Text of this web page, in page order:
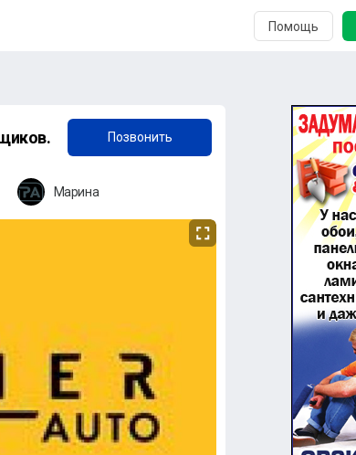
Помощь
341-61-16
Авто мойщиков. Позвонить
Марина